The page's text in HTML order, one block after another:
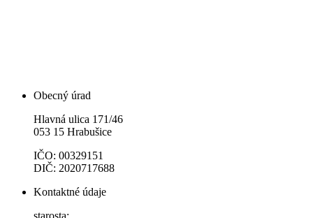
Obecný úrad
Hlavná ulica 171/46
053 15 Hrabušice
IČO: 00329151
DIČ: 2020717688
Kontaktné údaje